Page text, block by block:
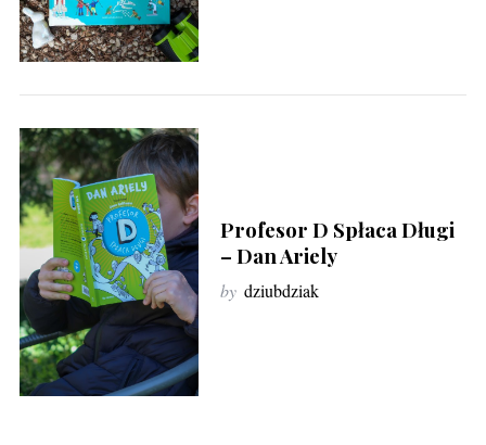
Profesor D Spłaca Długi
– Dan Ariely
by dziubdziak
S
e
a
r
c
h
o
r
: